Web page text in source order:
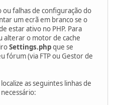
ou falhas de configuração do
um ecrã em branco se o
estar ativo no PHP. Para
alterar o motor de cache
Settings.phpque se
fórum (via FTP ou Gestor de
as seguintes linhas de